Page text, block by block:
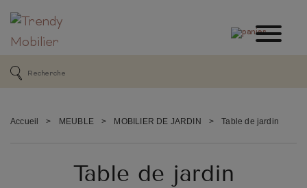
Accueil > MEUBLE > MOBILIER DE JARDIN > Table de jardin
Table de jardin